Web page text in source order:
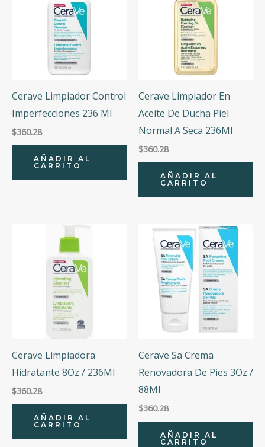
Cerave Limpiador Control
Imperfecciones 236 Ml
$360.28
AÑADIR AL
CARRITO
Cerave Limpiador En
Aceite De Ducha Piel
Normal A Seca 236Ml
$360.28
AÑADIR AL
CARRITO
Cerave Limpiadora
Hidratante 8Oz / 236Ml
$360.28
AÑADIR AL
CARRITO
Cerave Sa Crema
Renovadora De Pies 3Oz /
88Ml
$360.28
AÑADIR AL
CARRITO